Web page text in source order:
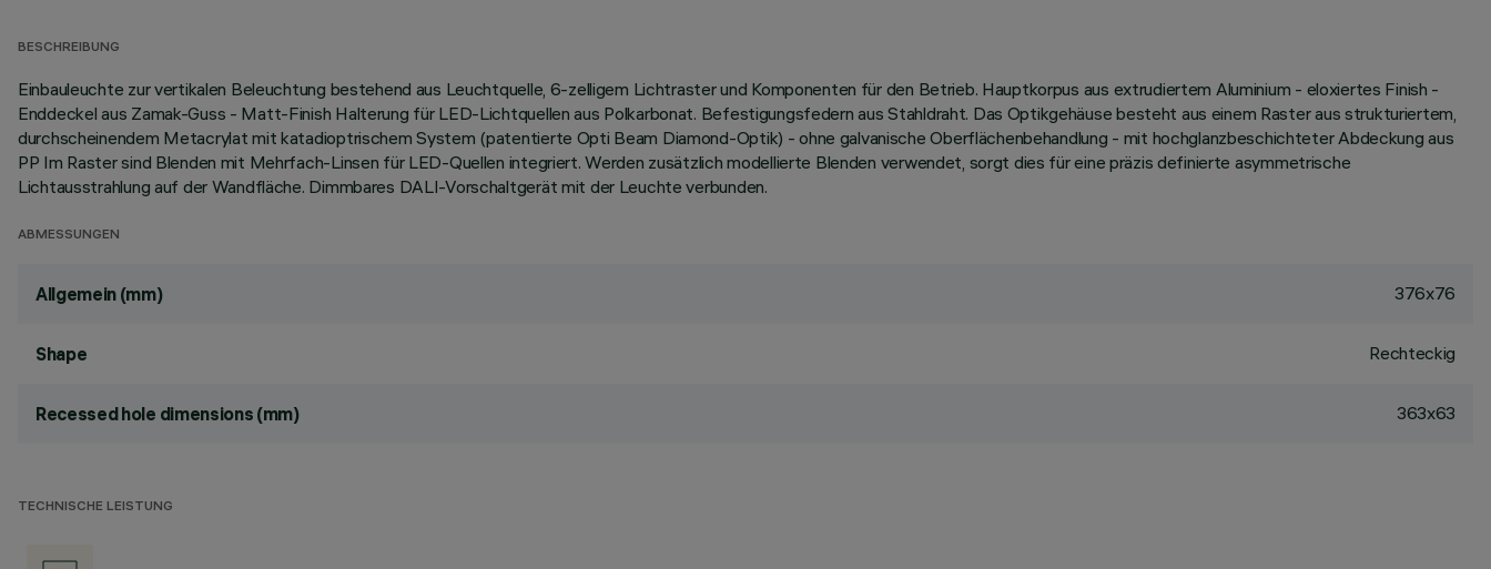
BESCHREIBUNG
Einbauleuchte zur vertikalen Beleuchtung bestehend aus Leuchtquelle, 6-zelligem Lichtraster und Komponenten für den Betrieb. Hauptkorpus aus extrudiertem Aluminium - eloxiertes Finish -
Enddeckel aus Zamak-Guss - Matt-Finish Halterung für LED-Lichtquellen aus Polkarbonat. Befestigungsfedern aus Stahldraht. Das Optikgehäuse besteht aus einem Raster aus strukturiertem,
durchscheinendem Metacrylat mit katadioptrischem System (patentierte Opti Beam Diamond-Optik) - ohne galvanische Oberflächenbehandlung - mit hochglanzbeschichteter Abdeckung aus
PP Im Raster sind Blenden mit Mehrfach-Linsen für LED-Quellen integriert. Werden zusätzlich modellierte Blenden verwendet, sorgt dies für eine präzis definierte asymmetrische
Lichtausstrahlung auf der Wandfläche. Dimmbares DALI-Vorschaltgerät mit der Leuchte verbunden.
ABMESSUNGEN
Allgemein (mm) 376x76
Shape Rechteckig
Recessed hole dimensions (mm) 363x63
TECHNISCHE LEISTUNG